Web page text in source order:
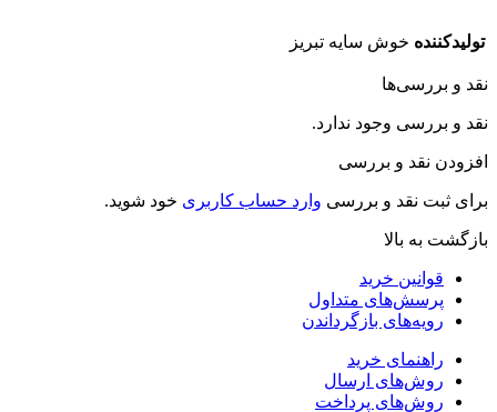
تولیدکننده خوش سایه تبریز
نقد و بررسی‌ها
نقد و بررسی وجود ندارد.
افزودن نقد و بررسی
برای ثبت نقد و بررسی وارد حساب کاربری خود شوید.
بازگشت به بالا
قوانین خرید
پرسش‌های متداول
رویه‌های بازگرداندن
راهنمای خرید
روش‌های ارسال
روش‌های پرداخت